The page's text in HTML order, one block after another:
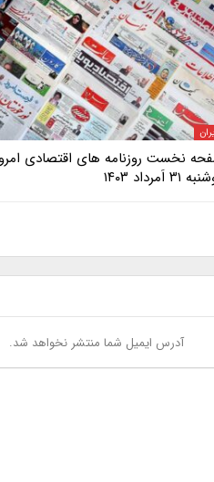
نخست روزنامه های اقتصادی
اَمرداد ۱۴۰۳
آدرس ایمیل شما منتشر نخواهد شد.